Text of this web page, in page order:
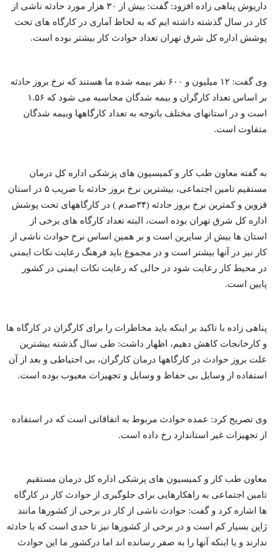
داریوش پناهی زاده افزود: گفت: بیش از ۳۰ هزار مورد حادثه ناشی از
کار در سال گذشته داشته ایم که به لحاظ آماری در کارگاه های تحت
پوشش اداره کل شرق تهران تعداد حوادث کار بیشتر بوده است.
وی گفت: ۱۲ میلیون و ۶۰۰ نفر بیمه شده ما هستند که نرخ بروز حادثه
بر اساس تعداد کارگران و بیمه شدگان محاسبه می شود که ۱.۵۶
است و در استانهای مختلف باتوجه به تعداد کارگاهها وبیمه شدگان
متفاوت است.
به گفته معاون طب کار و کمیسیون های پزشکی اداره کل درمان
مستقیم تامین اجتماعی، بیشترین نرخ بروز حادثه با ضریب ۵ در استان
قزوین و کمترین نرخ بروز حادثه (۳۴صدم ) در کارگاههای تحت پوشش
اداره کل شرق تهران بوده است، البته تعداد کارگاه های برخی از
استان ها بیش از سایرین است و بر همین اساس نرخ حوادث ناشی از
کار نیز در آنها بیشتر است و در مجموع باید فرهنگ رعایت نکات ایمنی
در محیط کار رعایت شود در حالی که رعایت نکات ایمنی در کشور
پایین است.
پناهی زاده با تاکید بر اینکه باید مخاطرات را برای کارگران در کارگاه ها
و کارخانجات کاهش دهیم، اظهار داشت: طی سال گذشته بیشترین
علت بروز حوادث در کارگاهها درمان کارگران، بی احتیاطی و بعد از آن
استفاده از وسایل بی حفاظ و وسایل و تجهیزات معیوب بوده است.
وی تصریح کرد: عمده حوادث مربوط به اتفاقاتی است که در استفاده
از تجهیزات غیر استاندارد رخ داده است.
معاون طب کار و کمیسیون های پزشکی اداره کل درمان مستقیم
تامین اجتماعی به راهکارهایی برای جلوگیری از حوادث کار در کارگاه
ها اشاره کرد و گفت: حوادث ناشی از کار در برخی از کشورها مانند
ژاپن بسیار کم است و در برخی از کشورها نیز تا حدی است که یا حادثه
ندارند و یا اینکه آنها را به صفر رسانده اند اما درکشور ما این حوادث